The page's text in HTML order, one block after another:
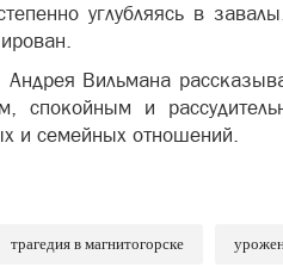
углубляясь в
Андрея Вильмана
спокойным и
и семейных отношений.
трагедия в магнитогорске